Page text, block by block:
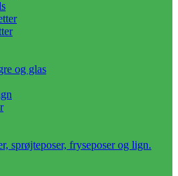
og glas
sprøjteposer, fryseposer og lign.